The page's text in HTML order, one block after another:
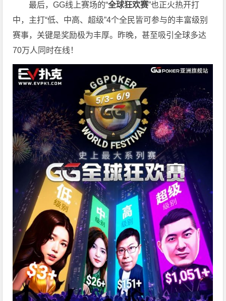
最后，GG线上赛场的“全球狂欢赛”也正火热开打
中，主打“低、中高、超级”4个全民皆可参与的丰富级别
赛事，关键是奖励极为丰厚。 昨晚，甚至吸引全球多达
70万人同时在线！